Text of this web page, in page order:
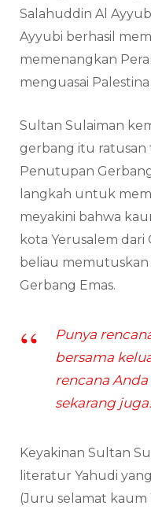
Salahuddin Al
Ayyubi berhasil
memenangkan
menguasai
Sultan Sulaiman
gerbang itu
Penutupan
langkah untuk
meyakini bahwa
kota Yerusalem dari
beliau
Gerbang Emas.
Punya
bersama
rencana
sekarang juga!
Keyakinan Sultan
literatur Yahudi
(Juru selamat kaum